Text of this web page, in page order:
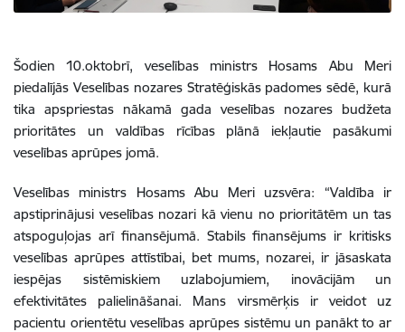
Šodien 10.oktobrī, veselības ministrs Hosams Abu Meri
piedalījās Veselības nozares Stratēģiskās padomes sēdē, kurā
tika apspriestas nākamā gada veselības nozares budžeta
prioritātes un valdības rīcības plānā iekļautie pasākumi
veselības aprūpes jomā.
Veselības ministrs Hosams Abu Meri uzsvēra: “Valdība ir
apstiprinājusi veselības nozari kā vienu no prioritātēm un tas
atspoguļojas arī finansējumā. Stabils finansējums ir kritisks
veselības aprūpes attīstībai, bet mums, nozarei, ir jāsaskata
iespējas sistēmiskiem uzlabojumiem, inovācijām un
efektivitātes palielināšanai. Mans virsmērķis ir veidot uz
pacientu orientētu veselības aprūpes sistēmu un panākt to ar